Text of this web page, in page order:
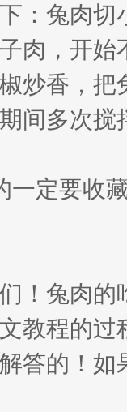
：兔肉切
肉，开始
炒香，
间多次搅
！兔肉
教程的过
答的！如